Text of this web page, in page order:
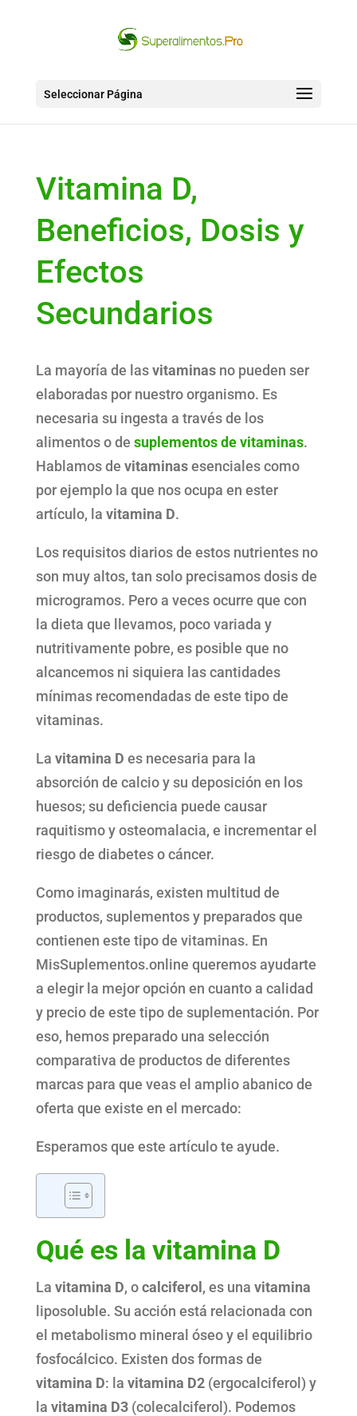
Seleccionar Página
Vitamina D,
Beneficios, Dosis y
Efectos
Secundarios
La mayoría de lasvitaminasno pueden ser
elaboradas por nuestro organismo. Es
necesaria su ingesta a través de los
alimentos o de suplementos de vitaminas.
Hablamos de vitaminasesenciales como
por ejemplo la que nos ocupa en ester
artículo, la vitamina D.
Los requisitos diarios de estos nutrientes no
son muy altos, tan solo precisamos dosis de
microgramos. Pero a veces ocurre que con
la dieta que llevamos, poco variada y
nutritivamente pobre, es posible que no
alcancemos ni siquiera las cantidades
mínimas recomendadas de este tipo de
vitaminas.
La vitamina D es necesaria para la
absorción de calcio y su deposición en los
huesos; su deficiencia puede causar
raquitismo y osteomalacia, e incrementar el
riesgo de diabetes o cáncer.
Como imaginarás, existen multitud de
productos, suplementos y preparados que
contienen este tipo de vitaminas. En
MisSuplementos.online queremos ayudarte
a elegir la mejor opción en cuanto a calidad
y precio de este tipo de suplementación. Por
eso, hemos preparado una selección
comparativa de productos de diferentes
marcas para que veas el amplio abanico de
oferta que existe en el mercado:
Esperamos que este artículo te ayude.
Qué es la vitamina D
La vitamina D, ocalciferol , es una vitamina
liposoluble. Su acción está relacionada con
el metabolismo mineral óseo y el equilibrio
fosfocálcico. Existen dos formas de
vitamina D: la vitamina D2 (ergocalciferol) y
la vitamina D3(colecalciferol). Podemos